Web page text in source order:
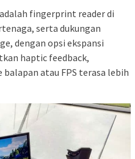
fingerprint reader di
serta dukungan
dengan opsi ekspansi
haptic feedback,
atau FPS terasa lebih